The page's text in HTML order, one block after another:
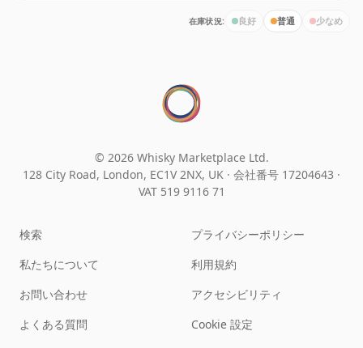
在庫状況: 良好 普通 少なめ
© 2026 Whisky Marketplace Ltd.
128 City Road, London, EC1V 2NX, UK · 会社番号 17204643 ·
VAT 519 9116 71
検索
私たちについて
お問い合わせ
よくある質問
プライバシーポリシー
利用規約
アクセシビリティ
Cookie 設定